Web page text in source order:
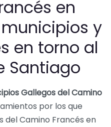
en
y
en torno al
Santiago
Gallegos del Camino
por los que
del Camino Francés en